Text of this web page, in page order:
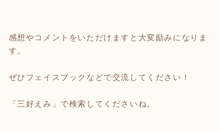
感想やコメントをいただけますと大変励みになりま
す。
ぜひフェイスブックなどで交流してください！
「三好えみ」で検索してくださいね。